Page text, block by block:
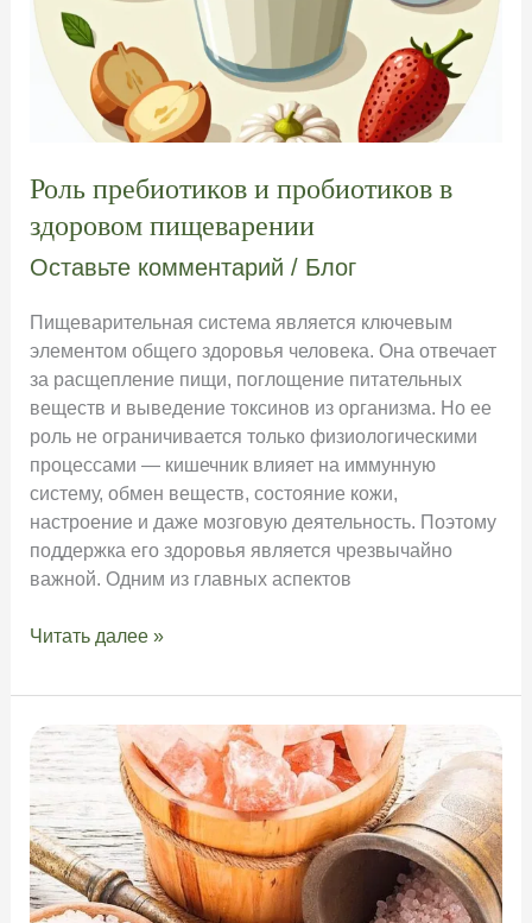
Роль пребиотиков и пробиотиков в
здоровом пищеварении
Оставьте комментарий / Блог
Пищеварительная система является ключевым
элементом общего здоровья человека. Она отвечает
за расщепление пищи, поглощение питательных
веществ и выведение токсинов из организма. Но ее
роль не ограничивается только физиологическими
процессами — кишечник влияет на иммунную
систему, обмен веществ, состояние кожи,
настроение и даже мозговую деятельность. Поэтому
поддержка его здоровья является чрезвычайно
важной. Одним из главных аспектов
Роль
и
пробиотиков
в
здоровом
пищеварении
Читать далее »